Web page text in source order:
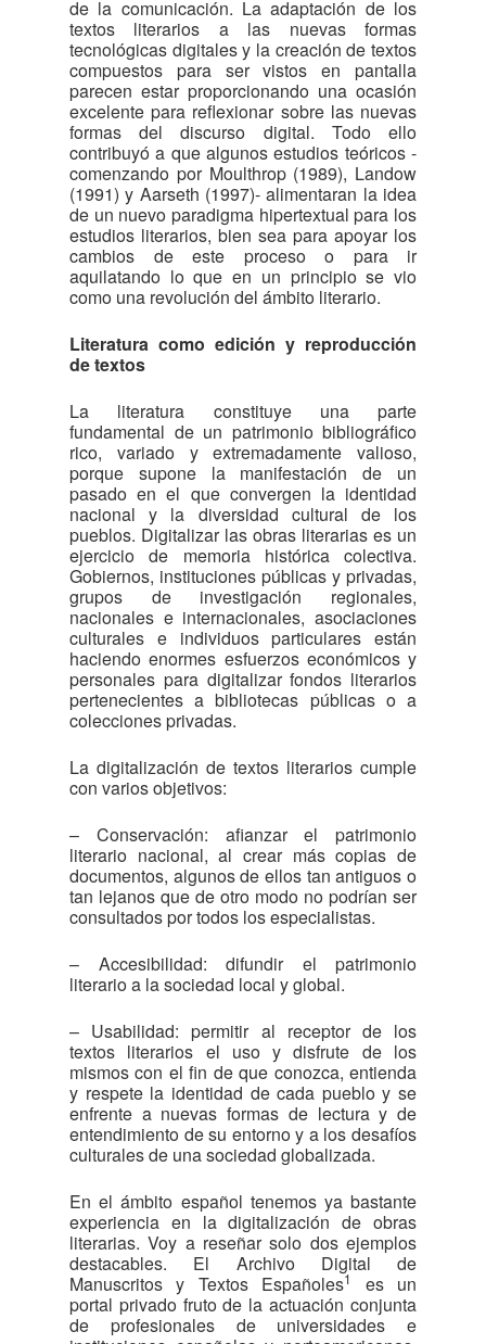
de la comunicación. La adaptación de los
textos literarios a las nuevas formas
tecnológicas digitales y la creación de textos
compuestos para ser vistos en pantalla
parecen estar proporcionando una ocasión
excelente para reflexionar sobre las nuevas
formas del discurso digital. Todo ello
contribuyó a que algunos estudios teóricos -
comenzando por Moulthrop (1989), Landow
(1991) y Aarseth (1997)- alimentaran la idea
de un nuevo paradigma hipertextual para los
estudios literarios, bien sea para apoyar los
cambios de este proceso o para ir
aquilatando lo que en un principio se vio
como una revolución del ámbito literario.
Literatura como edición y reproducción
de textos
La literatura constituye una parte
fundamental de un patrimonio bibliográfico
rico, variado y extremadamente valioso,
porque supone la manifestación de un
pasado en el que convergen la identidad
nacional y la diversidad cultural de los
pueblos. Digitalizar las obras literarias es un
ejercicio de memoria histórica colectiva.
Gobiernos, instituciones públicas y privadas,
grupos de investigación regionales,
nacionales e internacionales, asociaciones
culturales e individuos particulares están
haciendo enormes esfuerzos económicos y
personales para digitalizar fondos literarios
pertenecientes a bibliotecas públicas o a
colecciones privadas.
La digitalización de textos literarios cumple
con varios objetivos:
– Conservación: afianzar el patrimonio
literario nacional, al crear más copias de
documentos, algunos de ellos tan antiguos o
tan lejanos que de otro modo no podrían ser
consultados por todos los especialistas.
– Accesibilidad: difundir el patrimonio
literario a la sociedad local y global.
– Usabilidad: permitir al receptor de los
textos literarios el uso y disfrute de los
mismos con el fin de que conozca, entienda
y respete la identidad de cada pueblo y se
enfrente a nuevas formas de lectura y de
entendimiento de su entorno y a los desafíos
culturales de una sociedad globalizada.
En el ámbito español tenemos ya bastante
experiencia en la digitalización de obras
literarias. Voy a reseñar solo dos ejemplos
destacables. El Archivo Digital de
Manuscritos y Textos Españoles1
es un
portal privado fruto de la actuación conjunta
de profesionales de universidades e